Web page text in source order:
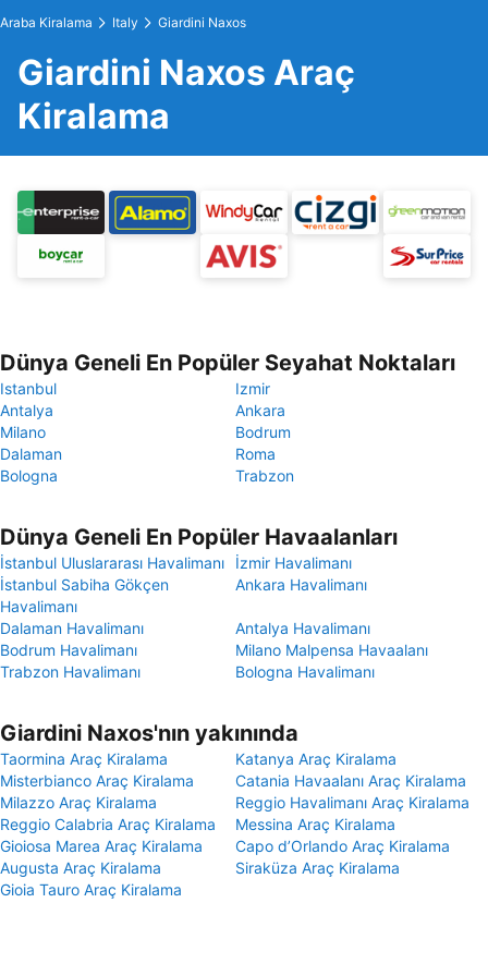
Araba Kiralama Italy Giardini Naxos
Giardini Naxos Araç
Kiralama
Dünya Geneli En Popüler Seyahat Noktaları
Istanbul
Izmir
Antalya
Ankara
Milano
Bodrum
Dalaman
Roma
Bologna
Trabzon
Dünya Geneli En Popüler Havaalanları
İstanbul Uluslararası Havalimanı
İzmir Havalimanı
İstanbul Sabiha Gökçen
Havalimanı
Ankara Havalimanı
Dalaman Havalimanı
Antalya Havalimanı
Bodrum Havalimanı
Milano Malpensa Havaalanı
Trabzon Havalimanı
Bologna Havalimanı
Giardini Naxos'nın yakınında
Taormina Araç Kiralama
Katanya Araç Kiralama
Misterbianco Araç Kiralama
Catania Havaalanı Araç Kiralama
Milazzo Araç Kiralama
Reggio Havalimanı Araç Kiralama
Reggio Calabria Araç Kiralama
Messina Araç Kiralama
Gioiosa Marea Araç Kiralama
Capo dʼOrlando Araç Kiralama
Augusta Araç Kiralama
Siraküza Araç Kiralama
Gioia Tauro Araç Kiralama